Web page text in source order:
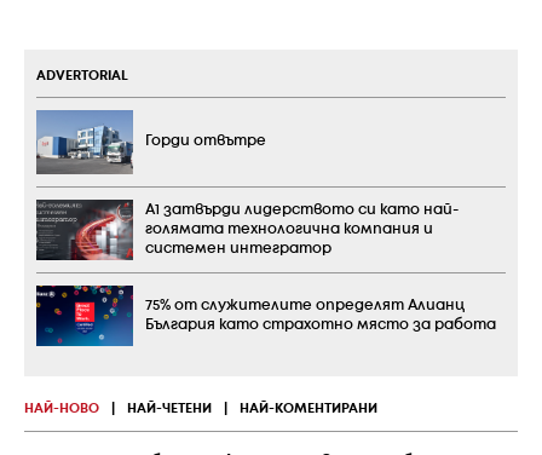
НАЙ-НОВО НАЙ-ЧЕТЕНИ НАЙ-КОМЕНТИРАНИ
ADVERTORIAL
Горди отвътре
А1 затвърди лидерството си като най-
голямата технологична компания и
системен интегратор
75% от служителите определят Алианц
България като страхотно място за работа